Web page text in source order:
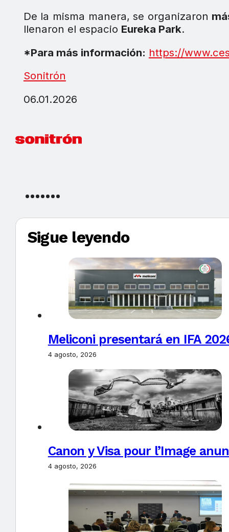
De la misma manera, se organizaron
llenaron el espacio Eureka Park.
*Para más información: https://
Sonitrón
06.01.2026
Sigue leyendo
Meliconi presentará en IFA
4 agosto, 2026
Canon y Visa pour l’Image
4 agosto, 2026